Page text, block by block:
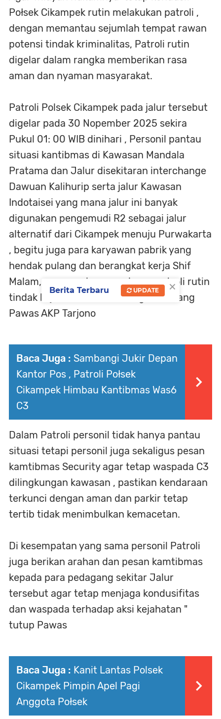
Połsek Cikampek rutin melakukan patroli ,
dengan memantau sejumlah tempat rawan
potensi tindak kriminalitas, Patroli rutin
digelar dalam rangka memberikan rasa
aman dan nyaman masyarakat.
Patroli Polsek Cikampek pada jalur tersebut
digelar pada 30 Nopember 2025 sekira
Pukul 01: 00 WIB dinihari , Personil pantau
situasi kantibmas di Kawasan Mandala
Pratama dan Jalur disekitaran interchange
Dawuan Kalihurip serta jalur Kawasan
Indotaisei yang mana jalur ini banyak
digunakan pengemudi R2 sebagai jalur
alternatif dari Cikampek menuju Purwakarta
, begitu juga para karyawan pabrik yang
hendak pulang dan berangkat kerja Shif
Malam, semoga dengan adanya patroli rutin
tindak kejahatan bisa kita cegah " terang
Pawas AKP Tarjono
Baca Juga : Sambangi Jukir Depan
Kantor Pos , Patroli Połsek
Cikampek Himbau Kantibmas Was6
C3
Dalam Patroli personil tidak hanya pantau
situasi tetapi personil juga sekaligus pesan
kamtibmas Security agar tetap waspada C3
dilingkungan kawasan , pastikan kendaraan
terkunci dengan aman dan parkir tetap
tertib tidak menimbulkan kemacetan.
Di kesempatan yang sama personil Patroli
juga berikan arahan dan pesan kamtibmas
kepada para pedagang sekitar Jalur
tersebut agar tetap menjaga kondusifitas
dan waspada terhadap aksi kejahatan "
tutup Pawas
Baca Juga : Kanit Lantas Polsek
Cikampek Pimpin Apel Pagi
Anggota Połsek
×
Berita Terbaru UPDATE